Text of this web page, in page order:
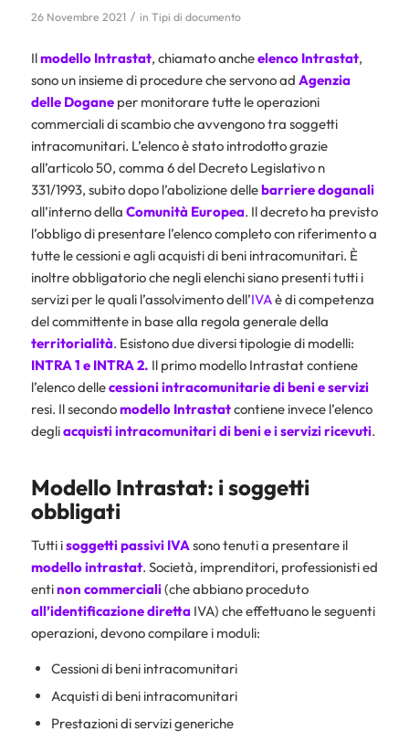
26 Novembre 2021 / in Tipi di documento
Ilmodello Intrastat, chiamato ancheelenco Intrastat,
sono un insieme di procedure che servono ad Agenzia
delle Doganeper monitorare tutte le operazioni
commerciali di scambio che avvengono tra soggetti
intracomunitari. L’elenco è stato introdotto grazie
all’articolo 50, comma 6 del Decreto Legislativo n
331/1993, subito dopo l’abolizione dellebarriere doganali
all’interno della Comunità Europea. Il decreto ha previsto
l’obbligo di presentare l’elenco completo con riferimento a
tutte le cessioni e agli acquisti di beni intracomunitari. È
inoltre obbligatorio che negli elenchi siano presenti tutti i
servizi per le quali l’assolvimento dell’IVAè di competenza
del committente in base alla regola generale della
territorialità. Esistono due diversi tipologie di modelli:
INTRA 1 e INTRA 2. Il primo modello Intrastat contiene
l’elenco dellecessioni intracomunitarie di beni e servizi
resi. Il secondomodello Intrastatcontiene invece l’elenco
degliacquisti intracomunitari di beni e i servizi ricevuti.
Modello Intrastat: i soggetti
obbligati
Tutti isoggettipassivi IVAsono tenuti a presentare il
modello intrastat. Società, imprenditori, professionisti ed
entinon commerciali(che abbiano proceduto
all’identificazione diretta IVA) che effettuano le seguenti
operazioni, devono compilare i moduli:
Cessioni di beni intracomunitari
Acquisti di beni intracomunitari
Prestazioni di servizi generiche